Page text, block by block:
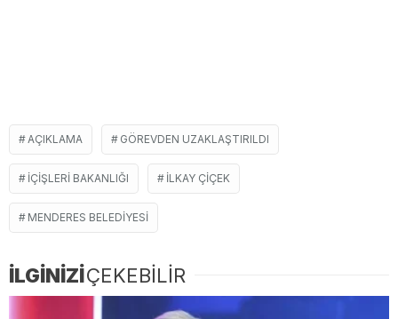
AÇIKLAMA GÖREVDEN UZAKLAŞTIRILDI
IÇIŞLERI BAKANLIĞI ILKAY ÇIÇEK
MENDERES BELEDIYESI
İLGİNİZİÇEKEBİLİR